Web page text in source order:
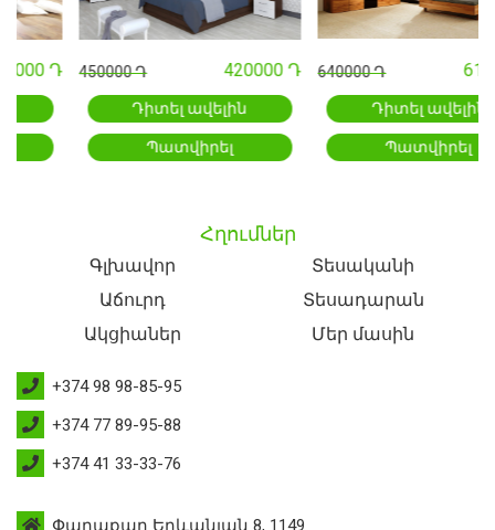
Դ 450000 Դ 420000 Դ
Դիտել ավելին
Պատվիրել
640000 Դ
Դիտել ավելին
Պատվիրել
Հղումներ
Գլխավոր
Տեսականի
Աճուրդ
Տեսադարան
Ակցիաներ
Մեր մասին
+374 98 98-85-95
+374 77 89-95-88
+374 41 33-33-76
Փարաքար Երևանյան 8, 1149